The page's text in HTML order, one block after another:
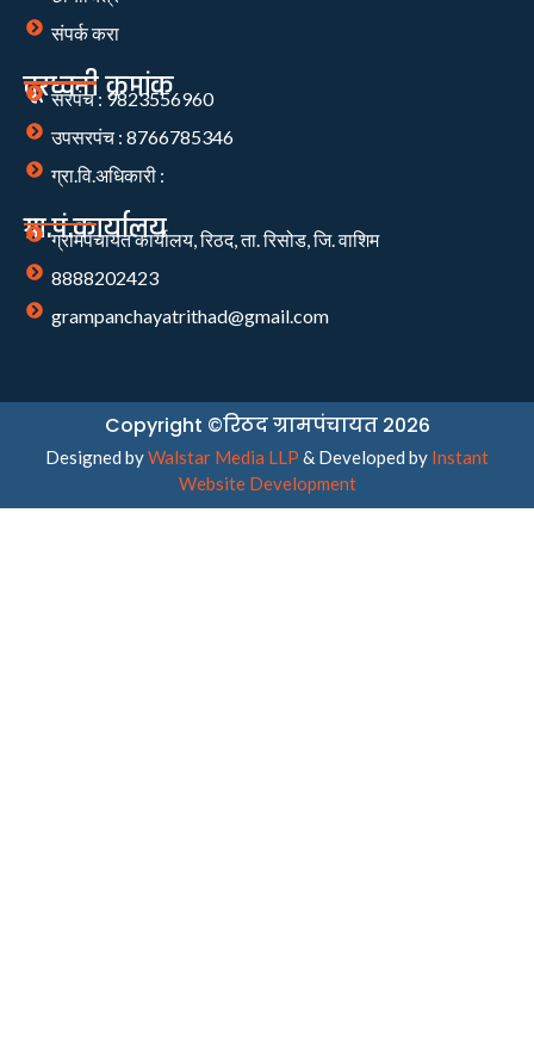
संपर्क करा
दूरध्वनी क्रमांक
सरपंच : 9823556960
उपसरपंच : 8766785346
ग्रा.वि.अधिकारी :
ग्रा.पं.कार्यालय
ग्रामपंचायत कार्यालय, रिठद, ता. रिसोड, जि. वाशिम
8888202423
grampanchayatrithad@gmail.com
Copyright ©रिठद ग्रामपंचायत 2026
Designed byWalstar Media LLP & Developed by Instant
Website Development